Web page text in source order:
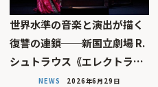
世界水準の音楽と演出が描く
復讐の連鎖──新国立劇場 R.
シュトラウス《エレクトラ…
NEWS 2026年6月29日